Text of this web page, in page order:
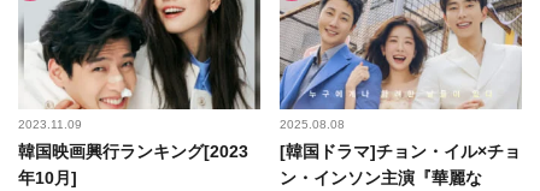
2023.11.09
韓国映画興行ランキング[2023
年10月]
2025.08.08
[韓国ドラマ]チョン・イル×チョ
ン・インソン主演『華麗な